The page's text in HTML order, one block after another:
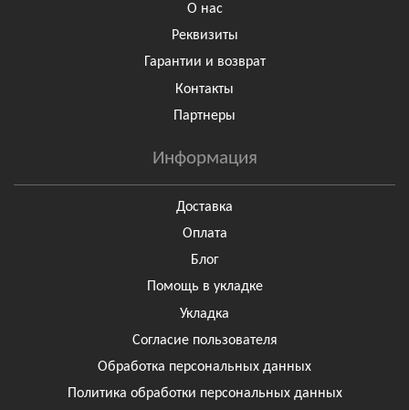
О нас
Реквизиты
Гарантии и возврат
Контакты
Партнеры
Информация
Доставка
Оплата
Блог
Помощь в укладке
Укладка
Согласие пользователя
Обработка персональных данных
Политика обработки персональных данных